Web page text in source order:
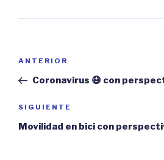
entradas
Entrada
anterior:
ANTERIOR
Coronavirus 😷 con
Siguiente
entrada
SIGUIENTE
Movilidad en bici con